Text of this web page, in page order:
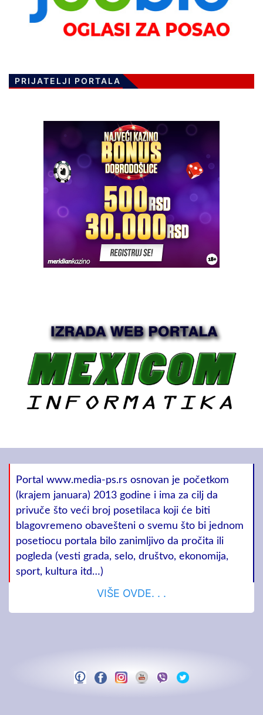
PRIJATELJI PORTALA
Portal www.media-ps.rs osnovan je početkom
(krajem januara) 2013 godine i ima za cilj da
privuče što veći broj posetilaca koji će biti
blagovremeno obavešteni o svemu što bi jednom
posetiocu portala bilo zanimljivo da pročita ili
pogleda (vesti grada, selo, društvo, ekonomija,
sport, kultura itd…)
VIŠE OVDE. . .